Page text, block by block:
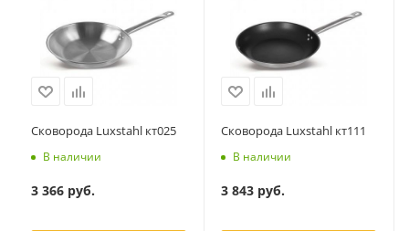
Сковорода Luxstahl кт025
В наличии
3 366руб.
Сковорода Luxstahl кт111
В наличии
3 843руб.